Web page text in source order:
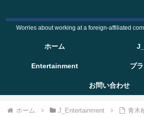
Worries about working at a foreign-affiliated
ホーム
Entertainment プ
お問い合わせ
ホーム J_Entertainment
青木